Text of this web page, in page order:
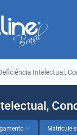
Intelectual,
Matricule-